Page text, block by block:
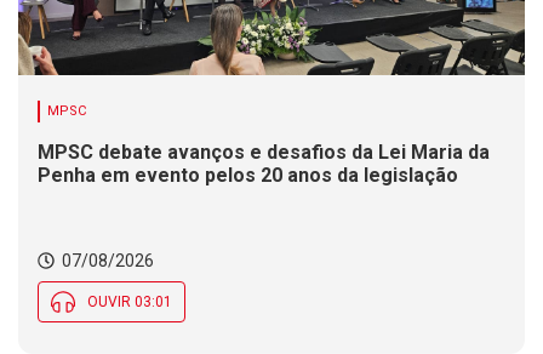
MPSC
MPSC debate avanços e desafios da Lei Maria da
Penha em evento pelos 20 anos da legislação
07/08/2026
OUVIR 03:01